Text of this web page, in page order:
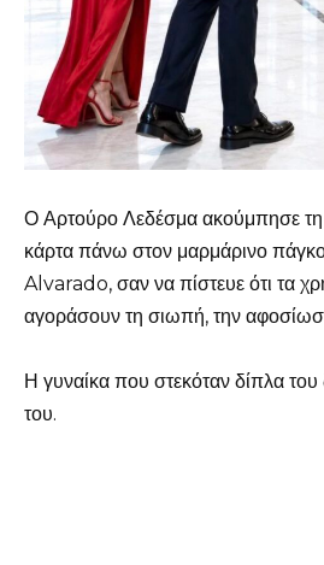
Ο Αρτούρο Λεδέσμα ακούμπησε τη
κάρτα πάνω στον μαρμάρινο
Alvarado, σαν να πίστευε ότι τα
αγοράσουν τη σιωπή, την
Η γυναίκα που στεκόταν δίπλα
του.